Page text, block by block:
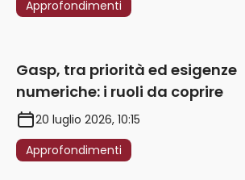
Approfondimenti
Gasp, tra priorità ed esigenze
numeriche: i ruoli da coprire
20 luglio 2026, 10:15
Approfondimenti